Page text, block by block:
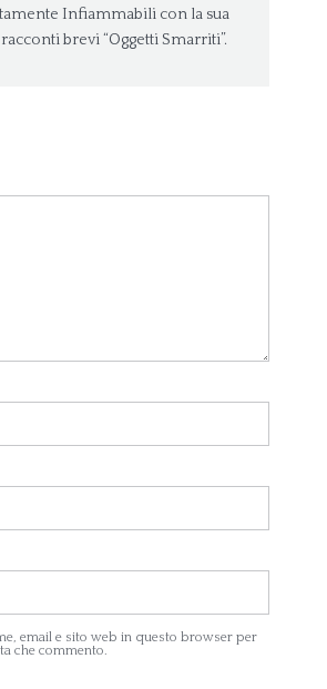
Infiammabili con la sua
brevi “Oggetti Smarriti”.
email e sito web in questo browser per
che commento.